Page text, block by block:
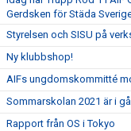
Gerdsken för Städa
Styrelsen och SISU på
Ny klubbshop!
AIFs ungdomskommitté
Sommarskolan 2021 är i
Rapport från OS i Tokyo